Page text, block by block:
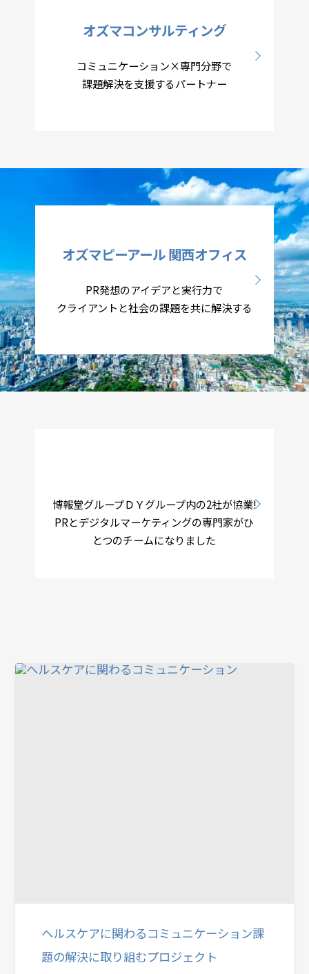
オズマコンサルティング
コミュニケーション×専門分野で
課題解決を支援するパートナー
オズマピーアール 関西オフィス
PR発想のアイデアと実行力で
クライアントと社会の課題を共に解決する
博報堂グループＤＹグループ内の2社が協業!
PRとデジタルマーケティングの専門家がひ
とつのチームになりました
ヘルスケアに関わるコミュニケーション課
題の解決に取り組むプロジェクト